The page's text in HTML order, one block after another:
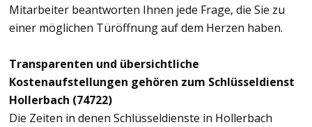
Mitarbeiter beantworten Ihnen jede Frage, die Sie zu
einer möglichen Türöffnung auf dem Herzen haben.
Transparenten und übersichtliche
Kostenaufstellungen gehören zum Schlüsseldienst
Hollerbach (74722)
Die Zeiten in denen Schlüsseldienste in Hollerbach